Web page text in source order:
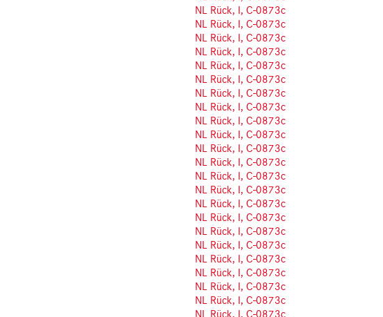
NL Rück, I, C-0873c
NL Rück, I, C-0873c
NL Rück, I, C-0873c
NL Rück, I, C-0873c
NL Rück, I, C-0873c
NL Rück, I, C-0873c
NL Rück, I, C-0873c
NL Rück, I, C-0873c
NL Rück, I, C-0873c
NL Rück, I, C-0873c
NL Rück, I, C-0873c
NL Rück, I, C-0873c
NL Rück, I, C-0873c
NL Rück, I, C-0873c
NL Rück, I, C-0873c
NL Rück, I, C-0873c
NL Rück, I, C-0873c
NL Rück, I, C-0873c
NL Rück, I, C-0873c
NL Rück, I, C-0873c
NL Rück, I, C-0873c
NL Rück, I, C-0873c
NL Rück, I, C-0873c